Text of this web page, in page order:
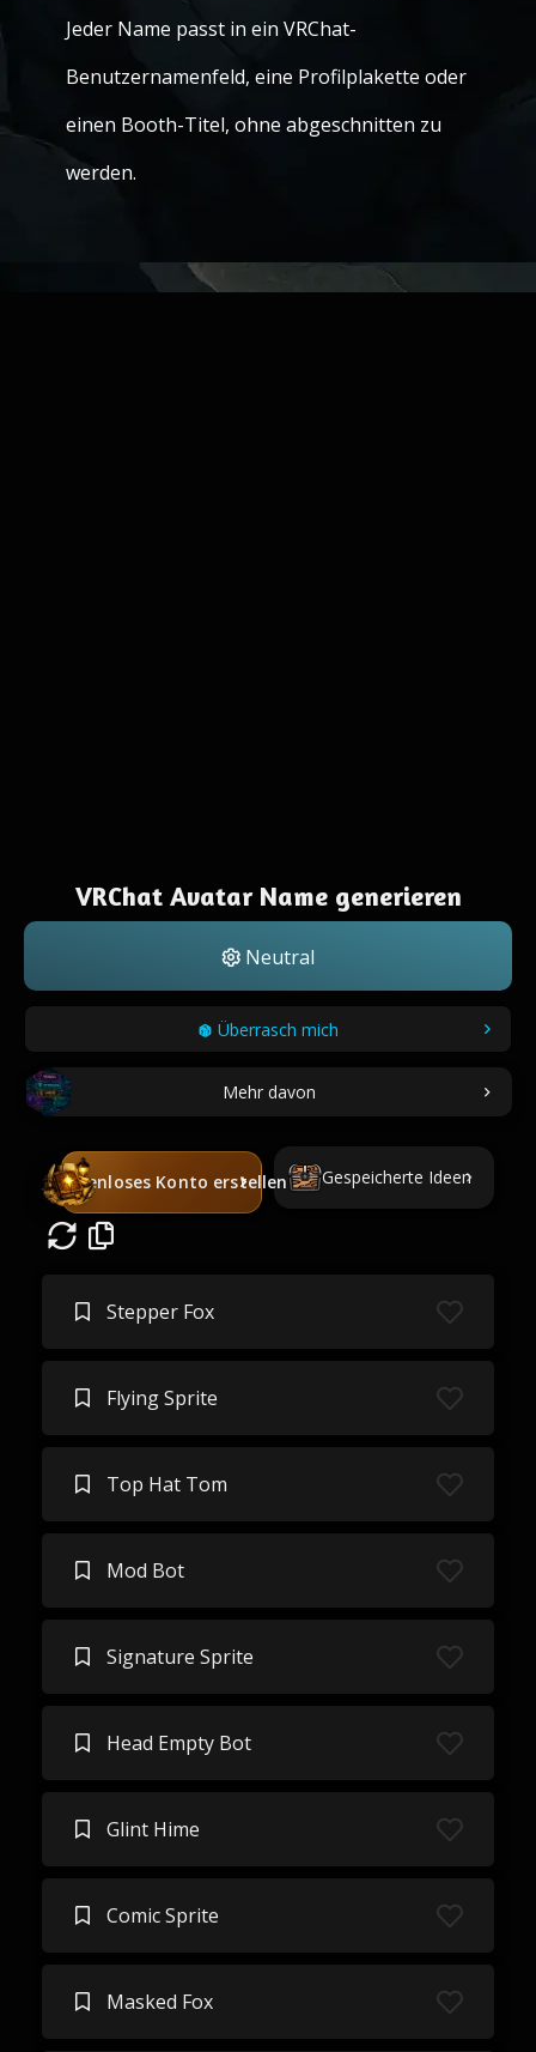
Jeder Name passt in ein VRChat-
Benutzernamenfeld, eine Profilplakette oder
einen Booth-Titel, ohne abgeschnitten zu
werden.
VRChat Avatar Name generieren
Neutral
Überrasch mich
Mehr davon
Kostenloses Konto erstellen Gespeicherte Ideen
Stepper Fox
Flying Sprite
Top Hat Tom
Mod Bot
Signature Sprite
Head Empty Bot
Glint Hime
Comic Sprite
Masked Fox